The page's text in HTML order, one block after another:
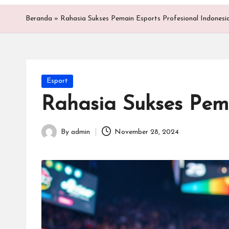
a
Beranda » Rahasia Sukses Pemain Esports Profesional
Posted
in
Esport
Rahasia Sukses
Posted
By admin November 28, 2024